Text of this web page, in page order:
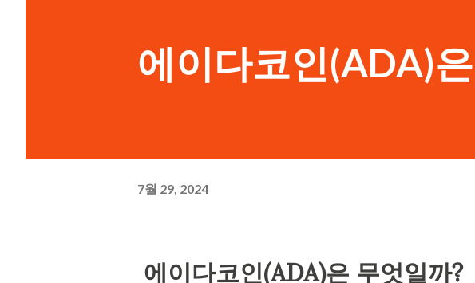
에이다코인(ADA)
7월 29, 2024
에이다코인(ADA)은 무엇일까?